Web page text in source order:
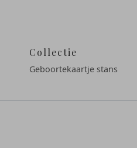
Collectie
Geboortekaartje stans